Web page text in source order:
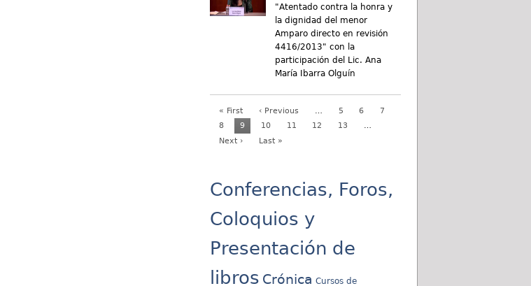
"Atentado contra la honra y
la dignidad del menor
Amparo directo en revisión
4416/2013" con la
participación del Lic. Ana
María Ibarra Olguín
« First ‹ Previous … 5 6
7
8
9 10 11 12 13
…
Next ›
Last »
Conferencias, Foros,
Coloquios y
Presentación de
libros Crónica Cursos de